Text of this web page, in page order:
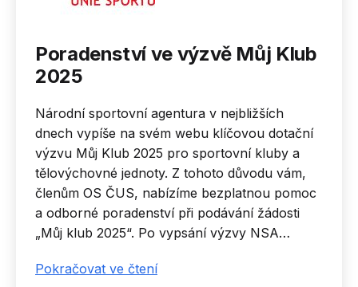
Poradenství ve výzvě Můj Klub
2025
Národní sportovní agentura v nejbližších
dnech vypíše na svém webu klíčovou dotační
výzvu Můj Klub 2025 pro sportovní kluby a
tělovýchovné jednoty. Z tohoto důvodu vám,
členům OS ČUS, nabízíme bezplatnou pomoc
a odborné poradenství při podávání žádosti
„Můj klub 2025“. Po vypsání výzvy NSA…
Pokračovat ve čteníPoradenství